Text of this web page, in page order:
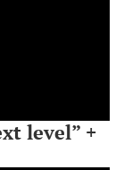
level” +